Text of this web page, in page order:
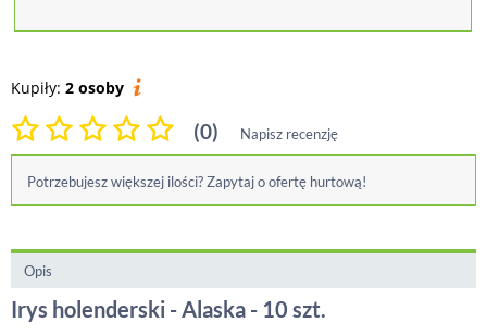
Kupiły: 2 osoby
(0) Napisz recenzję
Potrzebujesz większej ilości? Zapytaj o ofertę hurtową!
Opis
Irys holenderski - Alaska - 10 szt.